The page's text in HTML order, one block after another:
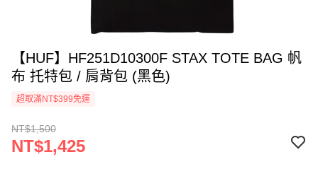
【HUF】HF251D10300F STAX TOTE BAG 帆
布 托特包 / 肩背包 (黑色)
超取滿NT$399免運
NT$1,500
NT$1,425